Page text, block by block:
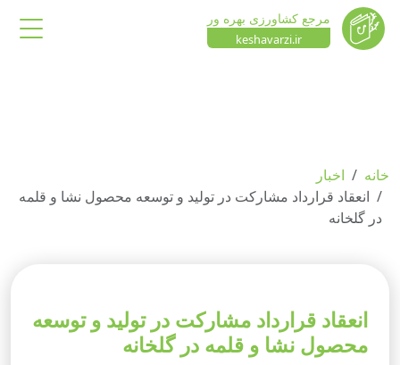
مرجع کشاورزی بهره ور
keshavarzi.ir
خانه
اخبار
انعقاد قرارداد مشارکت در تولید و توسعه محصول نشا و قلمه
در گلخانه
انعقاد قرارداد مشارکت در تولید و توسعه
محصول نشا و قلمه در گلخانه